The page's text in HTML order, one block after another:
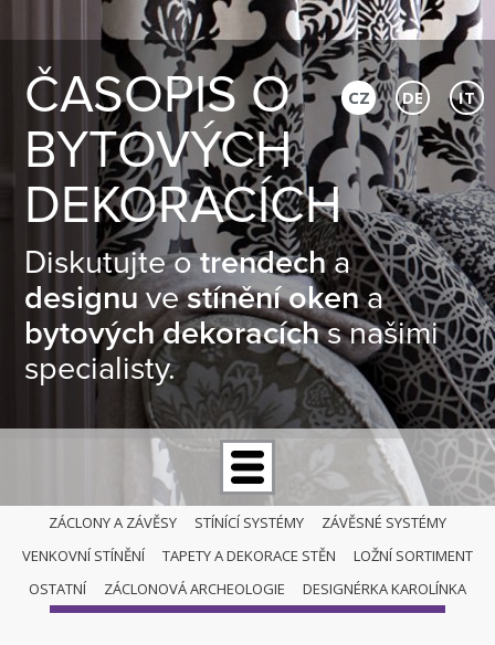
ČASOPIS O
BYTOVÝCH
DEKORACÍCH
Diskutujte otrendecha
designuvestínění okena
bytových dekoracíchs našimi
specialisty.
CZ DE IT
ZÁCLONY A ZÁVĚSY STÍNÍCÍ SYSTÉMY
ZÁVĚSNÉ SYSTÉMY
VENKOVNÍ STÍNĚNÍ
TAPETY A DEKORACE STĚN
LOŽNÍ SORTIMENT
OSTATNÍ
ZÁCLONOVÁ ARCHEOLOGIE DESIGNÉRKA KAROLÍNKA
ZÁCLONY A ZÁVĚSY